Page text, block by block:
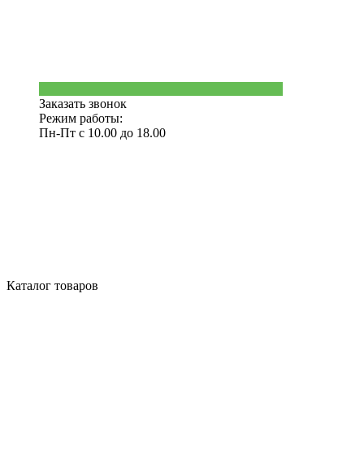
Заказать звонок
Режим работы:
Пн-Пт с 10.00 до 18.00
Каталог товаров